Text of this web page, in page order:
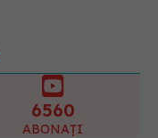
6560
ABONAȚI